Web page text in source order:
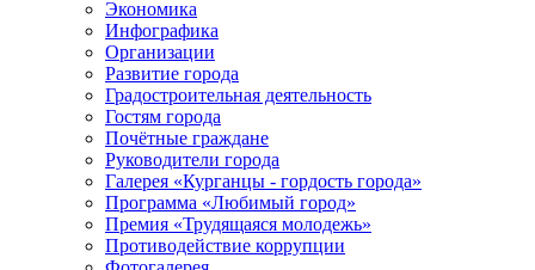
Экономика
Инфографика
Организации
Развитие города
Градостроительная деятельность
Гостям города
Почётные граждане
Руководители города
Галерея «Курганцы - гордость города»
Программа «Любимый город»
Премия «Трудящаяся молодежь»
Противодействие коррупции